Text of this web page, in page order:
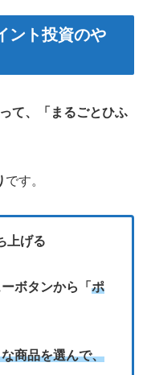
ント投資のや
て、「まるごとひふ
です。
上げる
ボタンから「 ポ
商品を選んで、